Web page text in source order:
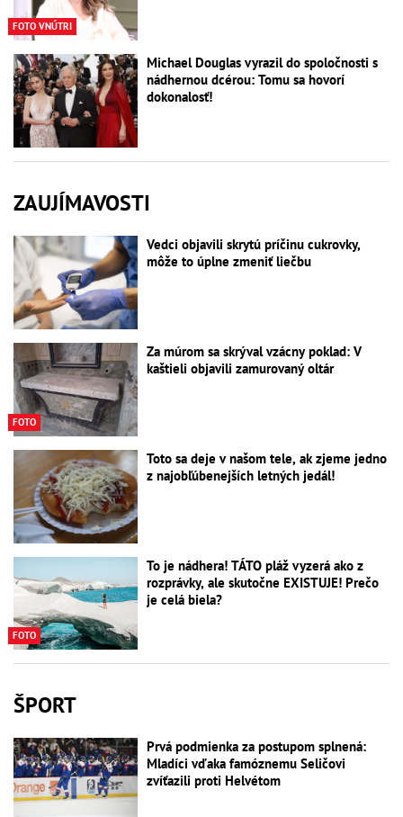
FOTO VNÚTRI
Michael Douglas vyrazil do spoločnosti s
nádhernou dcérou: Tomu sa hovorí
dokonalosť!
ZAUJÍMAVOSTI
Vedci objavili skrytú príčinu cukrovky,
môže to úplne zmeniť liečbu
FOTO
Za múrom sa skrýval vzácny poklad: V
kaštieli objavili zamurovaný oltár
Toto sa deje v našom tele, ak zjeme jedno
z najobľúbenejších letných jedál!
FOTO
To je nádhera! TÁTO pláž vyzerá ako z
rozprávky, ale skutočne EXISTUJE! Prečo
je celá biela?
ŠPORT
Prvá podmienka za postupom splnená:
Mladíci vďaka famóznemu Seličovi
zvíťazili proti Helvétom